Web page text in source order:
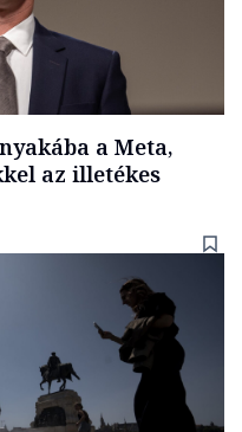
a Meta,
az illetékes